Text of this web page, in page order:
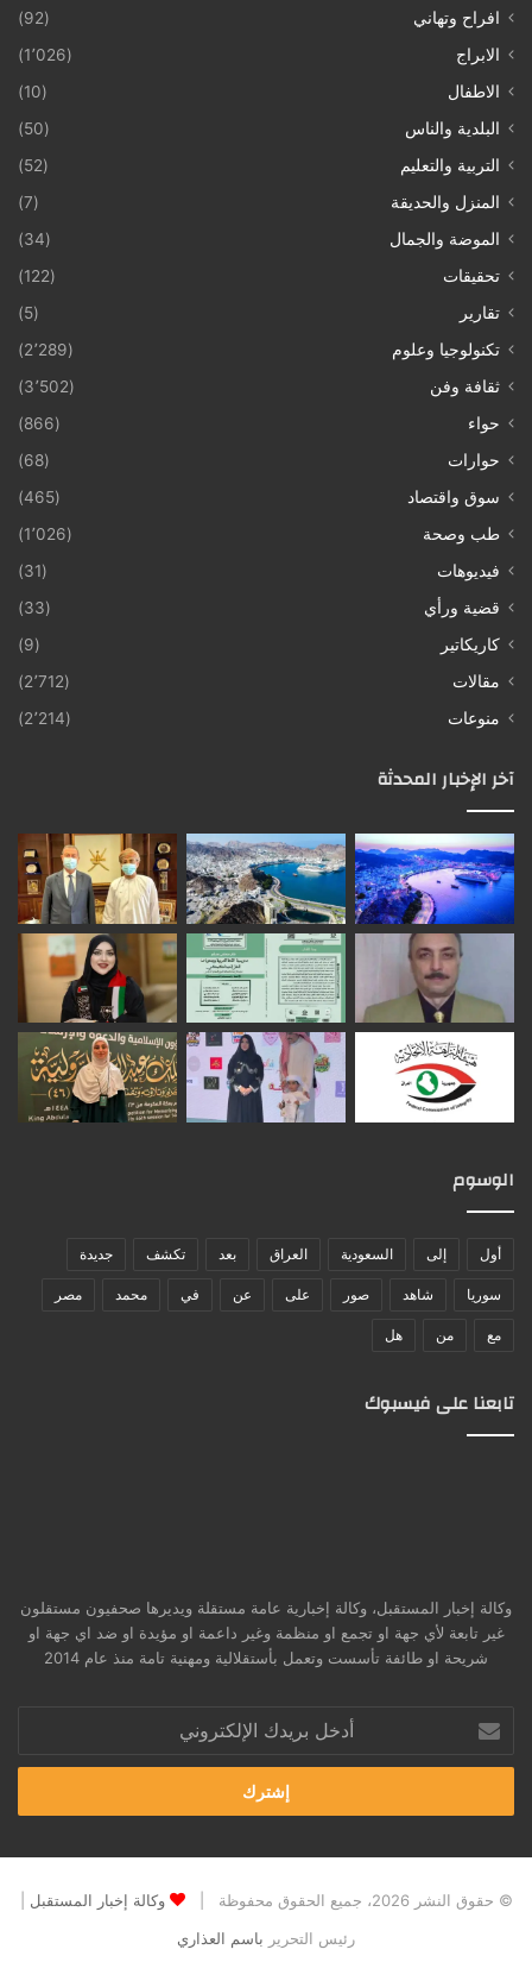
افراح وتهاني
(92)
الابراج
(1٬026)
الاطفال
(10)
البلدية والناس
(50)
التربية والتعليم
(52)
المنزل والحديقة
(7)
الموضة والجمال
(34)
تحقيقات
(122)
تقارير
(5)
تكنولوجيا وعلوم
(2٬289)
ثقافة وفن
(3٬502)
حواء
(866)
حوارات
(68)
سوق واقتصاد
(465)
طب وصحة
(1٬026)
فيديوهات
(31)
قضية ورأي
(33)
كاريكاتير
(9)
مقالات
(2٬712)
منوعات
(2٬214)
آخر الإخبار المحدثة
الوسوم
أول إلى السعودية العراق بعد تكشف جديدة
سوريا شاهد صور على عن في محمد مصر
مع من هل
تابعنا على فيسبوك
وكالة إخبار المستقبل، وكالة إخبارية عامة مستقلة ويديرها صحفيون مستقلون
غير تابعة لأي جهة او تجمع او منظمة وغير داعمة او مؤيدة او ضد اي جهة او
شريحة او طائفة تأسست وتعمل بأستقلالية ومهنية تامة منذ عام 2014
بريدك
الإلكتروني
© حقوق النشر 2026، جميع الحقوق محفوظة | وكالة إخبار المستقبل
رئيس التحرير باسم العذاري